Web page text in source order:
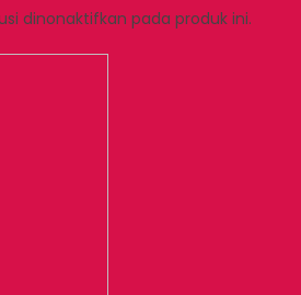
dinonaktifkan pada produk ini.